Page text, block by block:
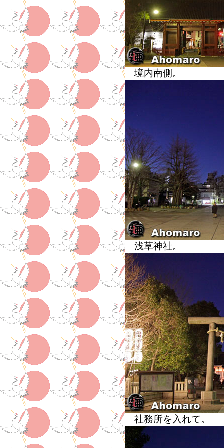
境内南側。
浅草神社。
社務所を入れて。